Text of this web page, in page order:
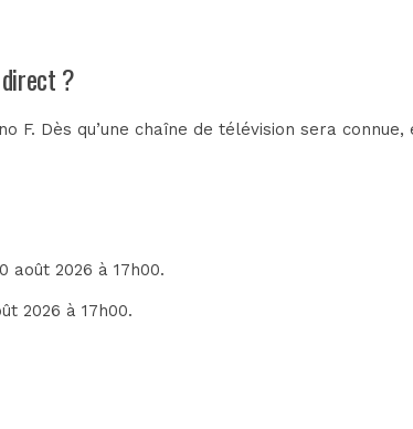
?
Dès qu’une chaîne de télévision sera
août 2026 à 17h00.
2026 à 17h00.